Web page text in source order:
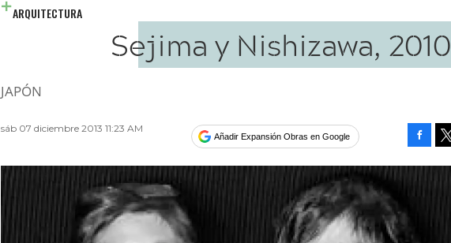
ARQUITECTURA
Sejima y Nishizawa, 2010
JAPÓN
sáb 07 diciembre 2013 11:23 AM
Añadir Expansión Obras en Google